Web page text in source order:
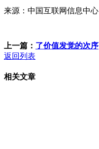
来源：中国互联网信息中心
上一篇： 了价值发觉的次序
返回列表
相关文章